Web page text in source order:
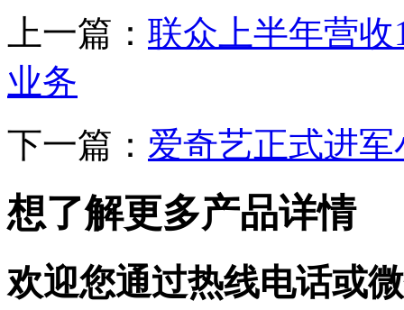
上一篇： 联众上半年营
业务
下一篇： 爱奇艺正式进
想了解更多产品详情
欢迎您通过热线电话或